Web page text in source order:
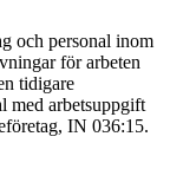
och personal inom
för arbeten
tidigare
med arbetsuppgift
IN 036:15.